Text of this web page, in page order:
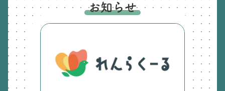
お知らせ